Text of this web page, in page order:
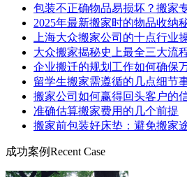
包装不正确物品易损坏？搬家
2025年最新搬家时的物品收纳
上海大众搬家公司的十点行业
大众搬家揭秘史上最全三大流
企业搬迁的规划工作如何确保
留学生搬家需遵循的几点细节
搬家公司如何赢得回头客户的
准确估算搬家费用的几个前提
搬家前包装好床垫：避免搬家
成功案例Recent Case